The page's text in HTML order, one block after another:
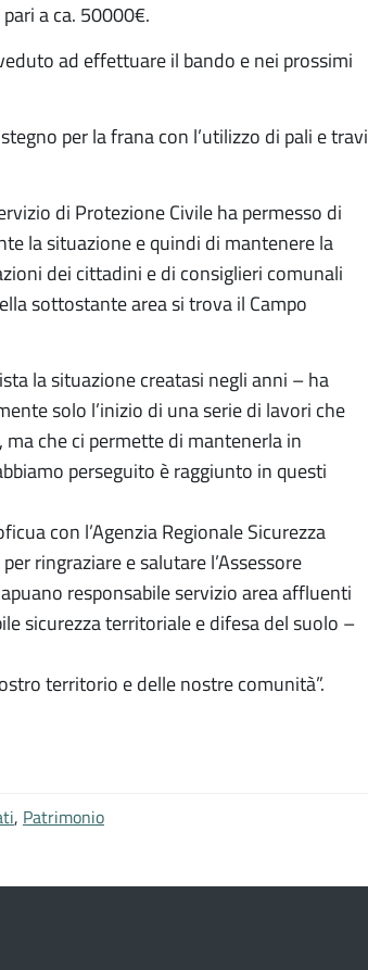
a ca. 50000€.
ad effettuare il bando e nei prossimi
per la frana con l’utilizzo di pali e travi
di Protezione Civile ha permesso di
la situazione e quindi di mantenere la
dei cittadini e di consiglieri comunali
sottostante area si trova il Campo
la situazione creatasi negli anni – ha
solo l’inizio di una serie di lavori che
che ci permette di mantenerla in
perseguito è raggiunto in questi
con l’Agenzia Regionale Sicurezza
ringraziare e salutare l’Assessore
responsabile servizio area affluenti
sicurezza territoriale e difesa del suolo –
territorio e delle nostre comunità”.
, Patrimonio